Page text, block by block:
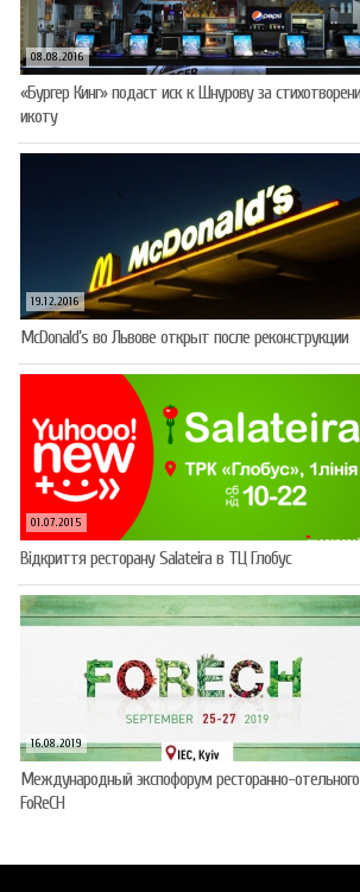
08.08.2016
«Бургер Кинг» подаст иск к Шнурову за
икоту
19.12.2016
McDonald’s во Львове открыт после реконструкции
01.07.2015
Відкриття ресторану Salateirа в ТЦ Глобус
16.08.2019
Международный экспофорум ресторанно-отельного
FoReCH